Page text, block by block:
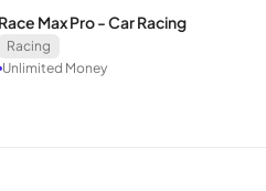
… เป็นชุมชนนักเล่นเกมไวรัส
นอก
Race Max Pro - Car Racing
Racing
Unlimited Money